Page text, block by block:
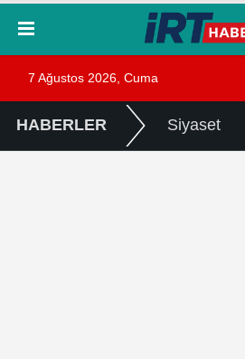
7 Ağustos 2026, Cuma
HABERLER Siyaset